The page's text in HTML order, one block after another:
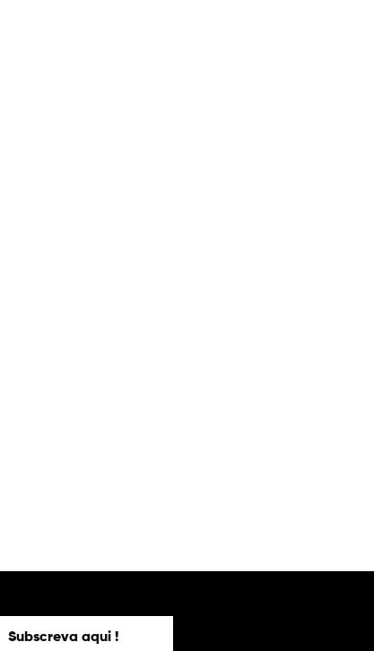
Subscreva aqui !